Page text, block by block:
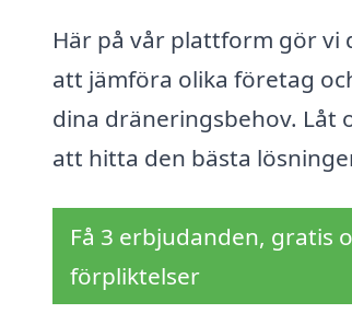
Här på vår plattform gör vi
att jämföra olika företag
dina dräneringsbehov. Låt
att hitta den bästa
Få 3 erbjudanden, gratis
förpliktelser